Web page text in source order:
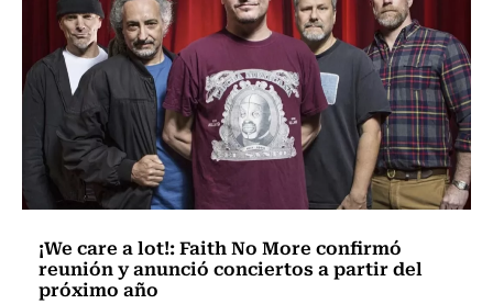
¡We care a lot!: Faith No More confirmó
reunión y anunció conciertos a partir del
próximo año